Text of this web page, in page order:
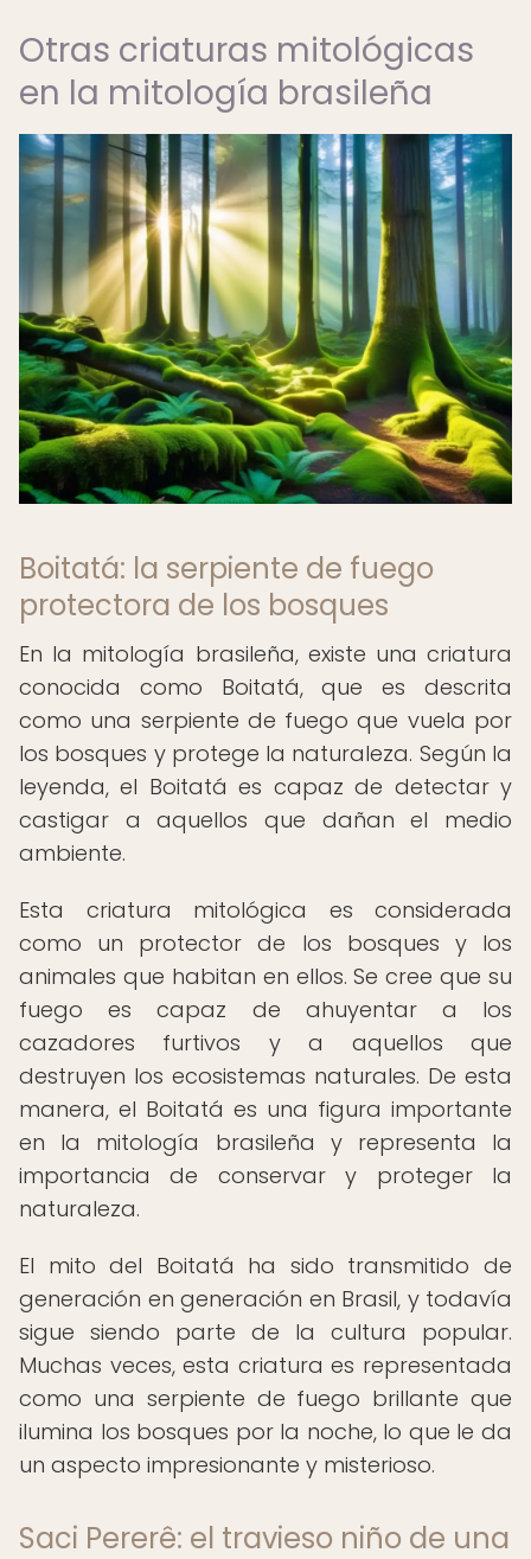
Otras criaturas mitológicas
en la mitología brasileña
Boitatá: la serpiente de fuego
protectora de los bosques
En la mitología brasileña, existe una criatura
conocida como Boitatá, que es descrita
como una serpiente de fuego que vuela por
los bosques y protege la naturaleza. Según la
leyenda, el Boitatá es capaz de detectar y
castigar a aquellos que dañan el medio
ambiente.
Esta criatura mitológica es considerada
como un protector de los bosques y los
animales que habitan en ellos. Se cree que su
fuego es capaz de ahuyentar a los
cazadores furtivos y a aquellos que
destruyen los ecosistemas naturales. De esta
manera, el Boitatá es una figura importante
en la mitología brasileña y representa la
importancia de conservar y proteger la
naturaleza.
El mito del Boitatá ha sido transmitido de
generación en generación en Brasil, y todavía
sigue siendo parte de la cultura popular.
Muchas veces, esta criatura es representada
como una serpiente de fuego brillante que
ilumina los bosques por la noche, lo que le da
un aspecto impresionante y misterioso.
Saci Pererê: el travieso niño de una